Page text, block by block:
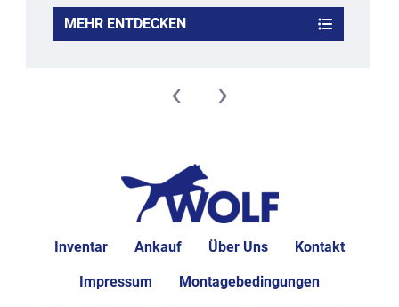
MEHR ENTDECKEN
‹ ›
Inventar Ankauf Über Uns Kontakt
Impressum Montagebedingungen